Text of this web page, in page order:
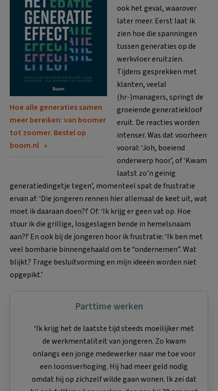
Hoe alle generaties samen
meer bereiken: van boomer
tot zoomer. Bestel op
boom.nl
ook het geval, waarover
later meer. Eerst laat ik
zien hoe die spanningen
tussen generaties op de
werkvloer eruitzien.
Tijdens gesprekken met
klanten, veelal
(hr-)managers, springt de
groeiende generatiekloof
eruit. De reacties worden
intenser. Was dat voorheen
vooral: ‘Joh, boeiend
onderwerp hoor’, of ‘Kwam
laatst zo’n geinig
generatiedingetje tegen’, momenteel spat de frustratie
ervan af: ‘Die jongeren rennen hier allemaal de keet uit, wat
moet ik daaraan doen?!’ Of: ‘Ik krijg er geen vat op. Hoe
stuur ik die grillige, losgeslagen bende in hemelsnaam
aan?!’ En ook bij de jongeren hoor ik frustratie: ‘Ik ben met
veel bombarie binnengehaald om te “ondernemen”. Wat
blijkt? Trage besluitvorming en mijn ideeën worden niet
opgepikt.’
Parttime werken
‘Ik krijg het de laatste tijd steeds moeilijker met
de werkmentaliteit van jongeren. Zo kwam
onlangs een jonge medewerker naar me toe voor
een loonsverhoging. Hij had meer geld nodig
omdat hij op zichzelf wilde gaan wonen. Ik zei dat